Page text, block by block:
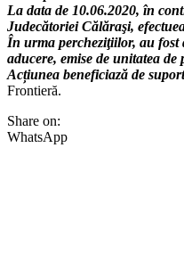
La data de 10.06.2020, în
Judecătoriei Călăraşi,
În urma percheziţiilor, au fost
aducere, emise de unitatea
Acțiunea beneficiază de
Frontieră.
Share on:
WhatsApp